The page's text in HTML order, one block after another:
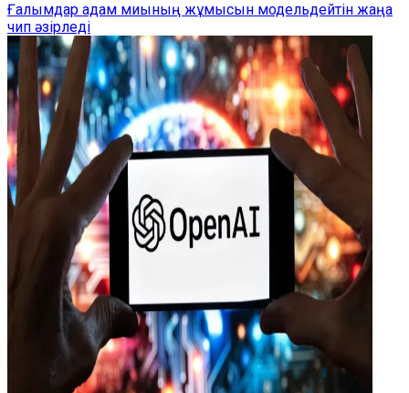
Ғалымдар адам миының жұмысын модельдейтін жаңа
чип әзірледі